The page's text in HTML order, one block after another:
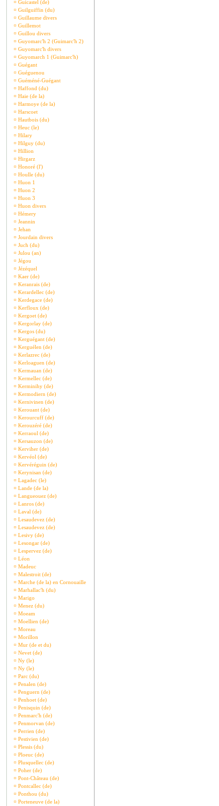
¤ Guicastel (de)
¤ Guilguiffin (du)
¤ Guillaume divers
¤ Guillemot
¤ Guillou divers
¤ Guyomarc'h 2 (Guimarc'h 2)
¤ Guyomarc'h divers
¤ Guyomarch 1 (Guimarc'h)
¤ Guégant
¤ Guéguenou
¤ Guéméné-Guégant
¤ Haffond (du)
¤ Haie (de la)
¤ Harmoye (de la)
¤ Harscoet
¤ Hautbois (du)
¤ Heuc (le)
¤ Hilary
¤ Hilguy (du)
¤ Hillion
¤ Hirgarz
¤ Honoré (l')
¤ Houlle (du)
¤ Huon 1
¤ Huon 2
¤ Huon 3
¤ Huon divers
¤ Hémery
¤ Jeannin
¤ Jehan
¤ Jourdain divers
¤ Juch (du)
¤ Julou (an)
¤ Jégou
¤ Jézéquel
¤ Kaer (de)
¤ Keranrais (de)
¤ Kerardellec (de)
¤ Kerdegace (de)
¤ Kerfloux (de)
¤ Kergoet (de)
¤ Kergorlay (de)
¤ Kergos (du)
¤ Kerguégant (de)
¤ Kerguélen (de)
¤ Kerlazrec (de)
¤ Kerloaguen (de)
¤ Kermauan (de)
¤ Kermellec (de)
¤ Kerminihy (de)
¤ Kermodiern (de)
¤ Kernivinen (de)
¤ Kerouant (de)
¤ Kerourcuff (de)
¤ Kerouzéré (de)
¤ Kerraoul (de)
¤ Kersauzon (de)
¤ Kerviher (de)
¤ Kervéol (de)
¤ Kervéréguin (de)
¤ Kerynisan (de)
¤ Lagadec (le)
¤ Lande (de la)
¤ Langueouez (de)
¤ Lanros (de)
¤ Laval (de)
¤ Lesaudevez (de)
¤ Lesaudevez (de)
¤ Lesivy (de)
¤ Lesongar (de)
¤ Lespervez (de)
¤ Léon
¤ Madeuc
¤ Malestroit (de)
¤ Marche (de la) en Cornouaille
¤ Marhallac'h (du)
¤ Marigo
¤ Menez (du)
¤ Moeam
¤ Moellien (de)
¤ Moreau
¤ Morillon
¤ Mur (de et du)
¤ Nevet (de)
¤ Ny (le)
¤ Ny (le)
¤ Parc (du)
¤ Penalen (de)
¤ Penguern (de)
¤ Penhoet (de)
¤ Penisquin (de)
¤ Penmarc'h (de)
¤ Penmorvan (de)
¤ Perrien (de)
¤ Pestivien (de)
¤ Plessis (du)
¤ Ploeuc (de)
¤ Plusquellec (de)
¤ Poher (de)
¤ Pont-Château (de)
¤ Pontcallec (de)
¤ Ponthou (du)
¤ Porteneuve (de la)